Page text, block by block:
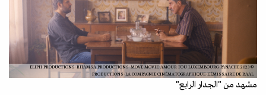
© 2023 ELIPH PRODUCTIONS-RHAMSA PRODUCTIONS-MOVE MOVIE-AMOUR FOU LUXEMBOURG-PANACHE
PRODUCTIONS-LA COMPAGNIE CINÉMATOGRAPHIQUE-L’ÉMISSAIRE DE BAAL
مشهد من "الجدار الرابع"